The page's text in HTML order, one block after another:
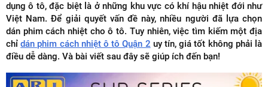
dụng ô tô, đặc biệt là ở những khu vực có khí hậu nhiệt đới như
Việt Nam. Để giải quyết vấn đề này, nhiều người đã lựa chọn
dán phim cách nhiệt cho ô tô. Tuy nhiên, việc tìm kiếm một địa
chỉdán phim cách nhiệt ô tô Quận 2 uy tín, giá tốt không phải là
điều dễ dàng. Và bài viết sau đây sẽ giúp ích đến bạn!